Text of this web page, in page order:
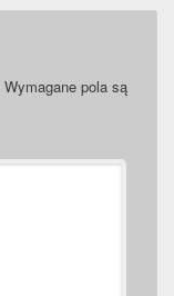
Wymagane pola są